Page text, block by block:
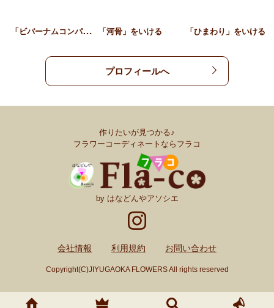
「
ビバーナムコンパクタ」を… 「河骨」をいける 「ひまわり」をいける
プロフィールへ
作りたいが見つかる♪
フラワーコーディネートならフラコ
by はなどんやアソシエ
会社情報 利用規約 お問い合わせ
Copyright(C)JIYUGAOKA FLOWERS All rights reserved